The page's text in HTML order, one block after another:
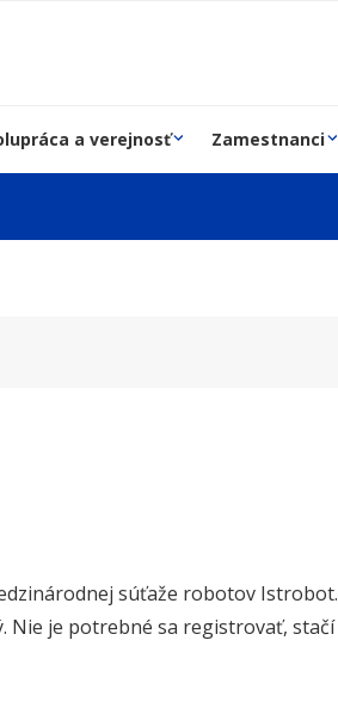
a verejnosť Zamestnanci
súťaže robotov Istrobot.
Nie je potrebné sa registrovať,